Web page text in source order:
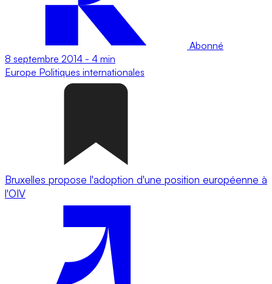
Abonné
8 septembre 2014 - 4 min
Europe Politiques internationales
Bruxelles propose l'adoption d'une position européenne à
l'OIV